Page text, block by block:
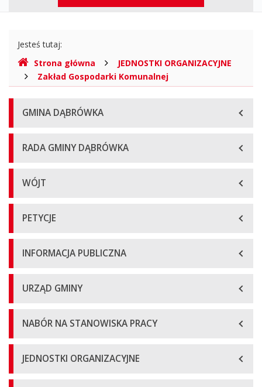
Gdzie
jesteśmy
Jesteś tutaj:
Strona główna
JEDNOSTKI ORGANIZACYJNE
Zakład Gospodarki Komunalnej
Menu
główne
GMINA DĄBRÓWKA
RADA GMINY DĄBRÓWKA
WÓJT
PETYCJE
INFORMACJA PUBLICZNA
URZĄD GMINY
NABÓR NA STANOWISKA PRACY
JEDNOSTKI ORGANIZACYJNE